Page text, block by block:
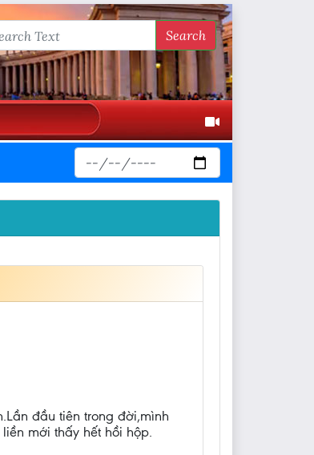
Search
đầu tiên trong đời,mình
mới thấy hết hồi hộp.